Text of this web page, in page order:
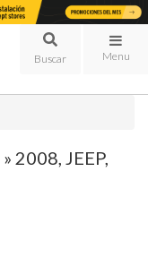
Menu
» 2008, JEEP,